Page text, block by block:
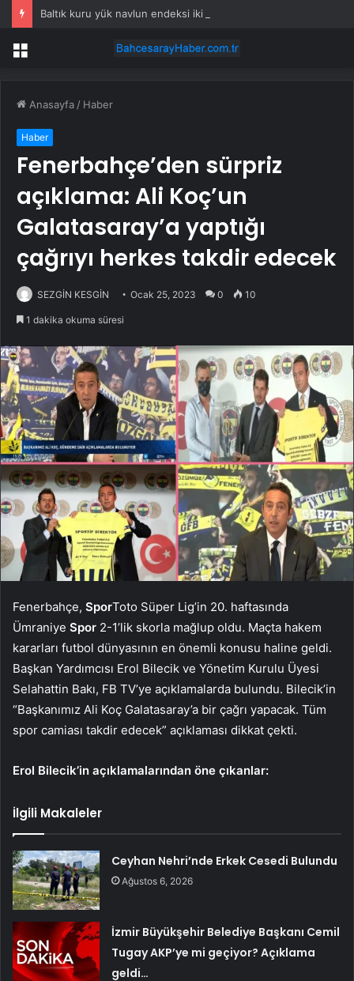
Baltık kuru yük navlun endeksi iki ayın zirvesinde
Menü
Anasayfa / Haber
Haber
Fenerbahçe’den sürpriz
açıklama: Ali Koç’un
Galatasaray’a yaptığı
çağrıyı herkes takdir edecek
SEZGİN KESGİN Ocak 25, 2023 0 10
1 dakika okuma süresi
Fenerbahçe, SporToto Süper Lig’in 20. haftasında
Ümraniye Spor 2-1’lik skorla mağlup oldu. Maçta hakem
kararları futbol dünyasının en önemli konusu haline geldi.
Başkan Yardımcısı Erol Bilecik ve Yönetim Kurulu Üyesi
Selahattin Bakı, FB TV’ye açıklamalarda bulundu. Bilecik’in
“Başkanımız Ali Koç Galatasaray’a bir çağrı yapacak. Tüm
spor camiası takdir edecek” açıklaması dikkat çekti.
Erol Bilecik’in açıklamalarından öne çıkanlar:
İlgili Makaleler
Ceyhan Nehri’nde Erkek Cesedi Bulundu
Ağustos 6, 2026
İzmir Büyükşehir Belediye Başkanı Cemil
Tugay AKP’ye mi geçiyor? Açıklama
geldi…